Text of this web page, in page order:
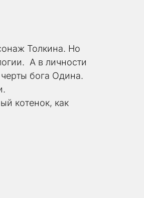
Толкина. Но
А в личности
бога Одина.
котенок, как